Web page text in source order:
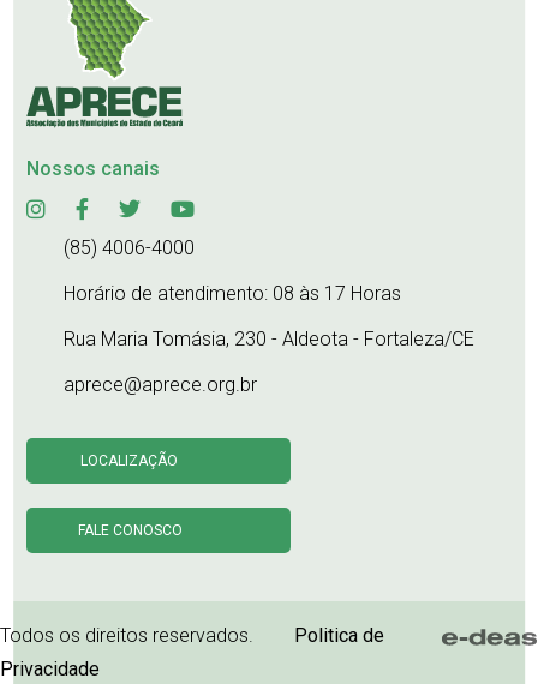
Nossos canais
(85) 4006-4000
Horário de atendimento: 08 às 17 Horas
Rua Maria Tomásia, 230 - Aldeota - Fortaleza/CE
aprece@aprece.org.br
LOCALIZAÇÃO
FALE CONOSCO
Todos os direitos reservados.
Politica de
Privacidade